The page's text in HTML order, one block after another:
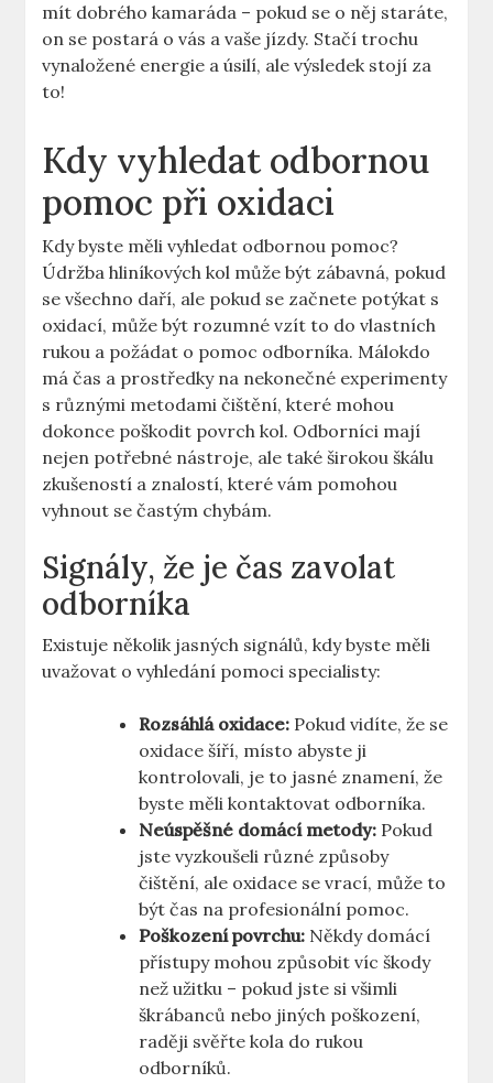
mít dobrého kamaráda – pokud se o něj staráte,
on se postará o vás a vaše jízdy. Stačí trochu
vynaložené energie a úsilí, ale výsledek stojí za
to!
Kdy vyhledat odbornou
pomoc při oxidaci
Kdy byste měli vyhledat odbornou pomoc?
Údržba hliníkových kol může být zábavná, pokud
se všechno daří, ale pokud se začnete potýkat s
oxidací, může být rozumné vzít to do vlastních
rukou a požádat o pomoc odborníka. Málokdo
má čas a prostředky na nekonečné experimenty
s různými metodami čištění, které mohou
dokonce poškodit povrch kol. Odborníci mají
nejen potřebné nástroje, ale také širokou škálu
zkušeností a znalostí, které vám pomohou
vyhnout se častým chybám.
Signály, že je čas zavolat
odborníka
Existuje několik jasných signálů, kdy byste měli
uvažovat o vyhledání pomoci specialisty:
Rozsáhlá oxidace: Pokud vidíte, že se
oxidace šíří, místo abyste ji
kontrolovali, je to jasné znamení, že
byste měli kontaktovat odborníka.
Neúspěšné domácí metody: Pokud
jste vyzkoušeli různé způsoby
čištění, ale oxidace se vrací, může to
být čas na profesionální pomoc.
Poškození povrchu: Někdy domácí
přístupy mohou způsobit víc škody
než užitku – pokud jste si všimli
škrábanců nebo jiných poškození,
raději svěřte kola do rukou
odborníků.